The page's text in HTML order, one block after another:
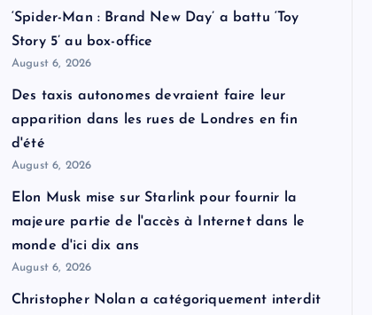
‘Spider-Man : Brand New Day’ a battu ‘Toy
Story 5’ au box-office
August 6, 2026
Des taxis autonomes devraient faire leur
apparition dans les rues de Londres en fin
d'été
August 6, 2026
Elon Musk mise sur Starlink pour fournir la
majeure partie de l'accès à Internet dans le
monde d'ici dix ans
August 6, 2026
Christopher Nolan a catégoriquement interdit